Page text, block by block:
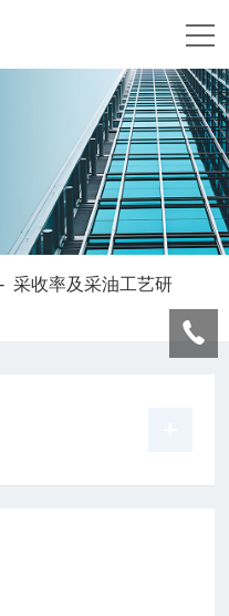
-采收率及采油工艺研